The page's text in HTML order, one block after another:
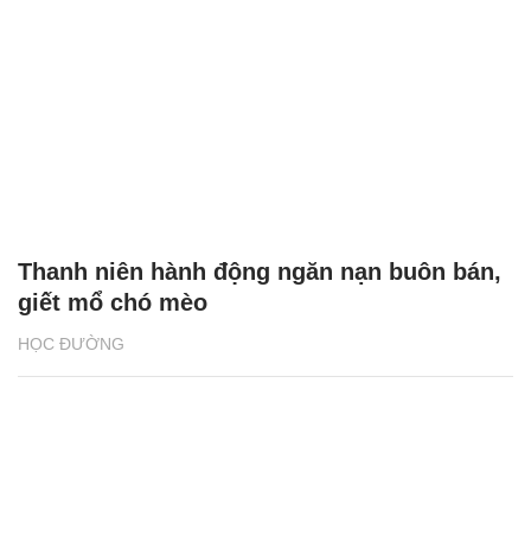
HỌC ĐƯỜNG
Thanh niên hành động ngăn nạn buôn bán,
giết mổ chó mèo